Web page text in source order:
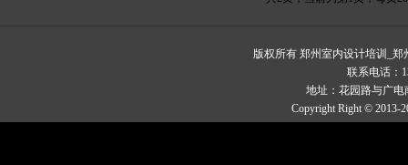
版权所有 郑州室内设计培训_
联系电话：
地址：花园路与广电
Copyright Right © 2013-